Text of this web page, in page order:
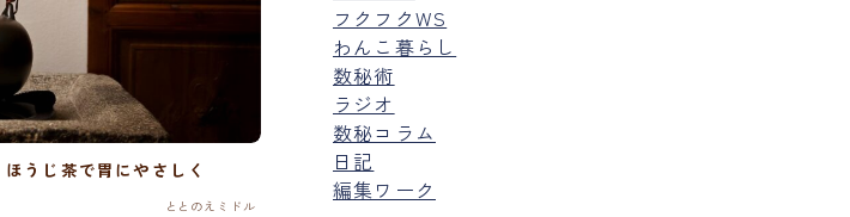
うじ茶で胃にやさしく
ととのえミドル
フクフクWS
わんこ暮らし
数秘術
ラジオ
数秘コラム
日記
編集ワーク